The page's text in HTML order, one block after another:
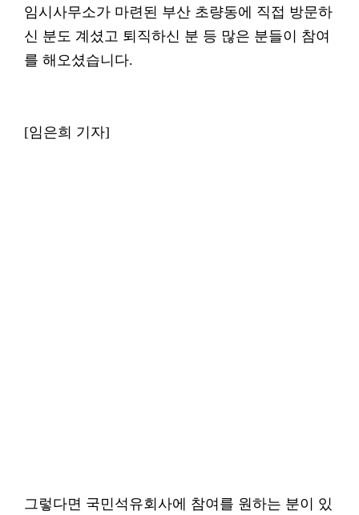
임시사무소가 마련된 부산 초량동에 직접 방문하
신 분도 계셨고 퇴직하신 분 등 많은 분들이 참여
를 해오셨습니다.
[임은희 기자]
그렇다면 국민석유회사에 참여를 원하는 분이 있